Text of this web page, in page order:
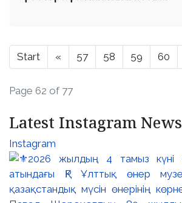
Start « 57 58 59 60
Page 62 of 77
Latest Instagram News
Instagram